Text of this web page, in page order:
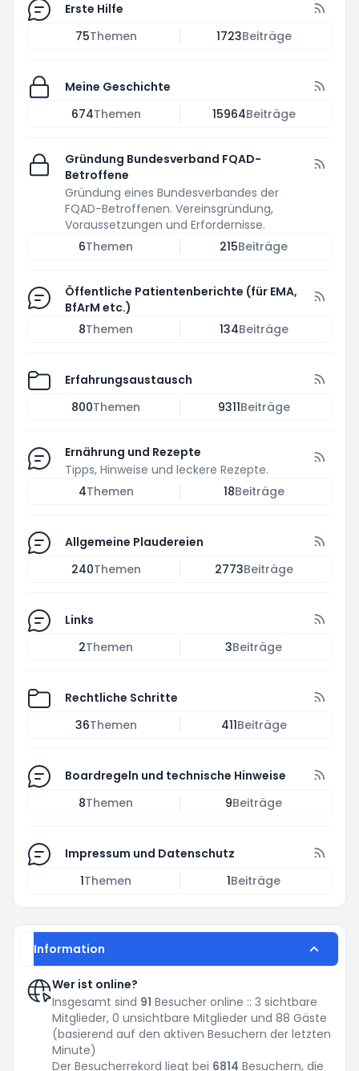
Erste Hilfe
75Themen 1723Beiträge
Meine Geschichte
674Themen 15964Beiträge
Gründung Bundesverband FQAD-
Betroffene
Gründung eines Bundesverbandes der
FQAD-Betroffenen. Vereinsgründung,
Voraussetzungen und Erfordernisse.
6Themen 215Beiträge
Öffentliche Patientenberichte (für EMA,
BfArM etc.)
8Themen 134Beiträge
Erfahrungsaustausch
800Themen 9311Beiträge
Ernährung und Rezepte
Tipps, Hinweise und leckere Rezepte.
4Themen 18Beiträge
Allgemeine Plaudereien
240Themen 2773Beiträge
Links
2Themen 3Beiträge
Rechtliche Schritte
36Themen 411Beiträge
Boardregeln und technische Hinweise
8Themen 9Beiträge
Impressum und Datenschutz
1Themen 1Beiträge
Information
Wer ist online?
Insgesamt sind 91 Besucher online :: 3 sichtbare
Mitglieder, 0 unsichtbare Mitglieder und 88 Gäste
(basierend auf den aktiven Besuchern der letzten
Minute)
Der Besucherrekord liegt bei 6814 Besuchern, die